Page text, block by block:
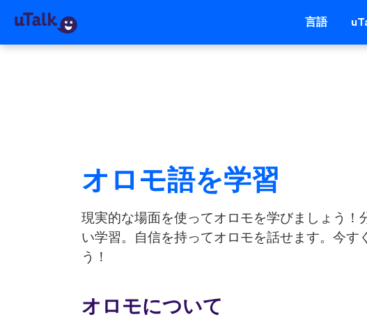
言語
オロモ語を学習
現実的な場面を使ってオロモを学びましょう！
い学習。自信を持ってオロモを話せます。今す
う！
オロモについて